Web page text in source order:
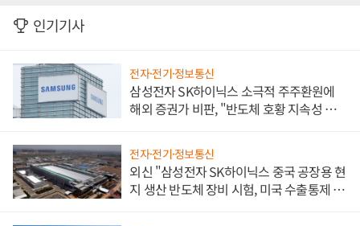
인기기사
전자·전기·정보통신
삼성전자 SK하이닉스 소극적 주주환원에
해외 증권가 비판, "반도체 호황 지속성 의
전자·전기·정보통신
외신 "삼성전자 SK하이닉스 중국 공장용 현
지 생산 반도체 장비 시험, 미국 수출통제 대